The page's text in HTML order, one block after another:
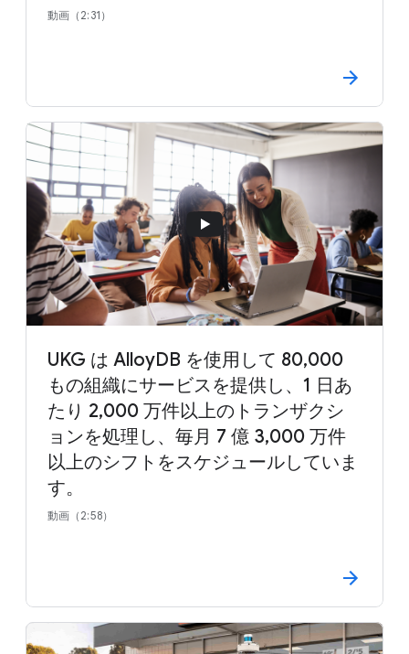
動画（2:31）
UKG は AlloyDB を使用して 80,000
もの組織にサービスを提供し、1 日あ
たり 2,000 万件以上のトランザクシ
ョンを処理し、毎月 7 億 3,000 万件
以上のシフトをスケジュールしていま
す。
動画（2:58）